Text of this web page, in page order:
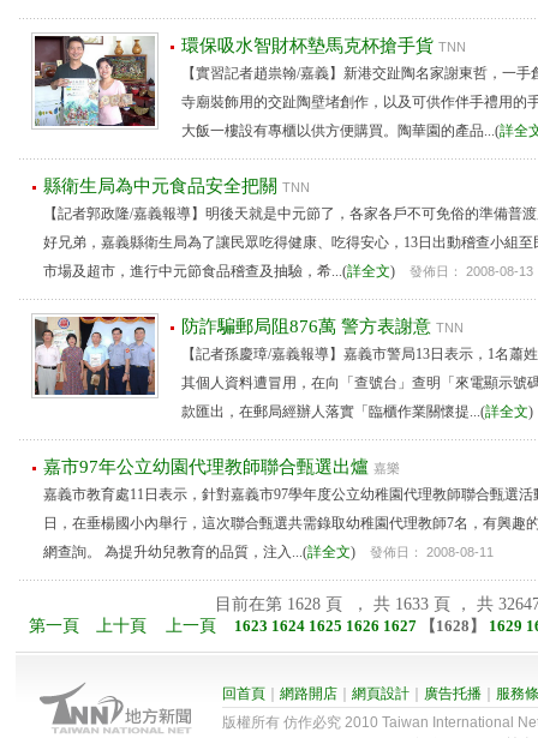
環保吸水智財杯墊馬克杯搶手貨 TNN
【實習記者趙祟翰/嘉義】新港交趾陶名家謝東哲，一
寺廟裝飾用的交趾陶壁堵創作，以及可供作伴手禮用的
大飯一樓設有專櫃以供方便購買。陶華園的產品...(詳全
縣衛生局為中元食品安全把關 TNN
【記者郭政隆/嘉義報導】明後天就是中元節了，各家各戶不可免俗的準備普
好兄弟，嘉義縣衛生局為了讓民眾吃得健康、吃得安心，13日出動稽查小組至
市場及超市，進行中元節食品稽查及抽驗，希...(詳全文) 發佈日： 2008-08-13
防詐騙郵局阻876萬 警方表謝意 TNN
【記者孫慶璋/嘉義報導】嘉義市警局13日表示，1名蕭
其個人資料遭冒用，在向「查號台」查明「來電顯示號
款匯出，在郵局經辦人落實「臨櫃作業關懷提...(詳全文
嘉市97年公立幼園代理教師聯合甄選出爐 嘉樂
嘉義市教育處11日表示，針對嘉義市97學年度公立幼稚園代理教師聯合甄選活
日，在垂楊國小內舉行，這次聯合甄選共需錄取幼稚園代理教師7名，有興趣
網查詢。 為提升幼兒教育的品質，注入...(詳全文) 發佈日： 2008-08-11
目前在第 1628 頁 ， 共 1633 頁 ， 共
第一頁
上十頁 上一頁 1623 1624 1625 1626 1627 【 1628 】 1629
回首頁 網路開店 網頁設計 廣告托播
服務
版權所有 仿作必究 2010 Taiwan International